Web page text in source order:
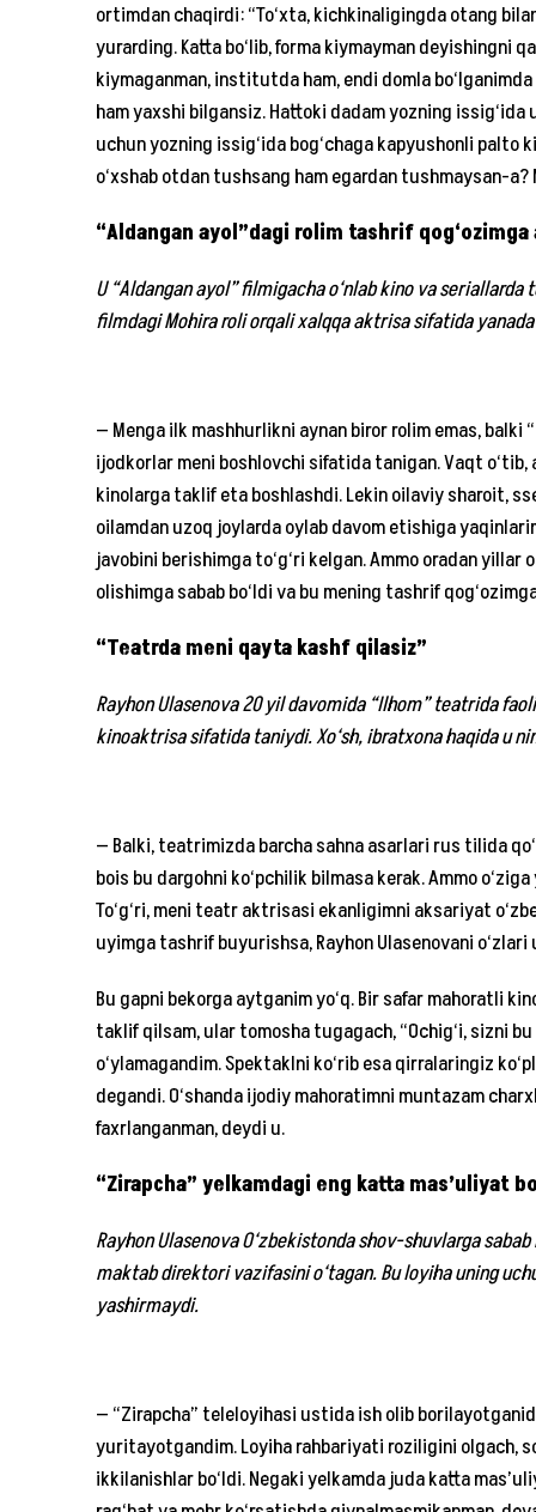
ortimdan chaqirdi: “To‘xta, kichkinaligingda otang
yurarding. Katta bo‘lib, forma kiymayman deyishingni
kiymaganman, institutda ham, endi domla
ham yaxshi bilgansiz. Hattoki dadam yozning
uchun yozning issig‘ida bog‘chaga kapyushonli palto
o‘xshab otdan tushsang ham egardan tushmaysan-
“Aldangan ayol”dagi rolim tashrif
U “Aldangan ayol” filmigacha o‘nlab kino va
filmdagi Mohira roli orqali xalqqa aktrisa sifatida
— Menga ilk mashhurlikni aynan biror rolim emas, balki
ijodkorlar meni boshlovchi sifatida tanigan. Vaqt
kinolarga taklif eta boshlashdi. Lekin oilaviy sharoit,
oilamdan uzoq joylarda oylab davom etishiga
javobini berishimga to‘g‘ri kelgan. Ammo oradan
olishimga sabab bo‘ldi va bu mening tashrif
“Teatrda meni qayta kashf qilasiz”
Rayhon Ulasenova 20 yil davomida “Ilhom” teatrida
kinoaktrisa sifatida taniydi. Xo‘sh, ibratxona haqida u
— Balki, teatrimizda barcha sahna asarlari rus tilida
bois bu dargohni ko‘pchilik bilmasa kerak. Ammo
To‘g‘ri, meni teatr aktrisasi ekanligimni aksariyat
uyimga tashrif buyurishsa, Rayhon Ulasenovani
Bu gapni bekorga aytganim yo‘q. Bir safar mahoratli
taklif qilsam, ular tomosha tugagach, “Ochig‘i, sizni
o‘ylamagandim. Spektaklni ko‘rib esa qirralaringiz
degandi. O‘shanda ijodiy mahoratimni muntazam
faxrlanganman, deydi u.
“Zirapcha” yelkamdagi eng katta mas’uliyat
Rayhon Ulasenova O‘zbekistonda shov-shuvlarga
maktab direktori vazifasini o‘tagan. Bu loyiha uning
yashirmaydi.
— “Zirapcha” teleloyihasi ustida ish olib
yuritayotgandim. Loyiha rahbariyati roziligini olgach,
ikkilanishlar bo‘ldi. Negaki yelkamda juda katta